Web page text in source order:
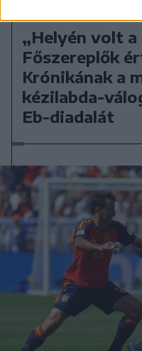
„Helyén volt a
Főszereplők
Krónikának a
kézilabda-
Eb-diadalát